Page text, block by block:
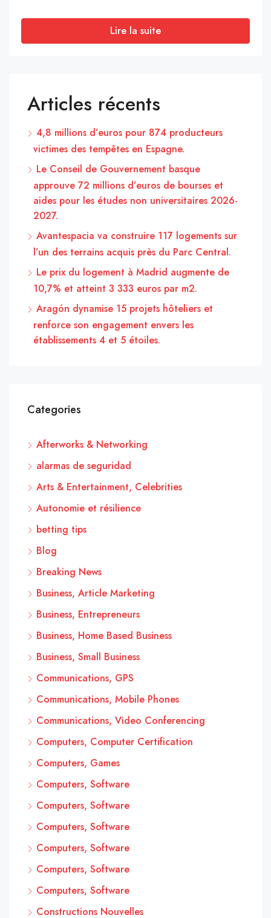
Lire la suite
Articles récents
4,8 millions d’euros pour 874 producteurs
victimes des tempêtes en Espagne.
Le Conseil de Gouvernement basque
approuve 72 millions d’euros de bourses et
aides pour les études non universitaires 2026-
2027.
Avantespacia va construire 117 logements sur
l’un des terrains acquis près du Parc Central.
Le prix du logement à Madrid augmente de
10,7% et atteint 3 333 euros par m2.
Aragón dynamise 15 projets hôteliers et
renforce son engagement envers les
établissements 4 et 5 étoiles.
Categories
Afterworks & Networking
alarmas de seguridad
Arts & Entertainment, Celebrities
Autonomie et résilience
betting tips
Blog
Breaking News
Business, Article Marketing
Business, Entrepreneurs
Business, Home Based Business
Business, Small Business
Communications, GPS
Communications, Mobile Phones
Communications, Video Conferencing
Computers, Computer Certification
Computers, Games
Computers, Software
Computers, Software
Computers, Software
Computers, Software
Computers, Software
Computers, Software
Constructions Nouvelles